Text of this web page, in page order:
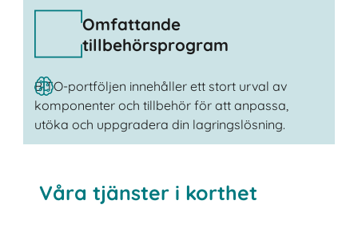
Omfattande
tillbehörsprogram
BITO-portföljen innehåller ett stort urval av
komponenter och tillbehör för att anpassa,
utöka och uppgradera din lagringslösning.
Våra tjänster i korthet